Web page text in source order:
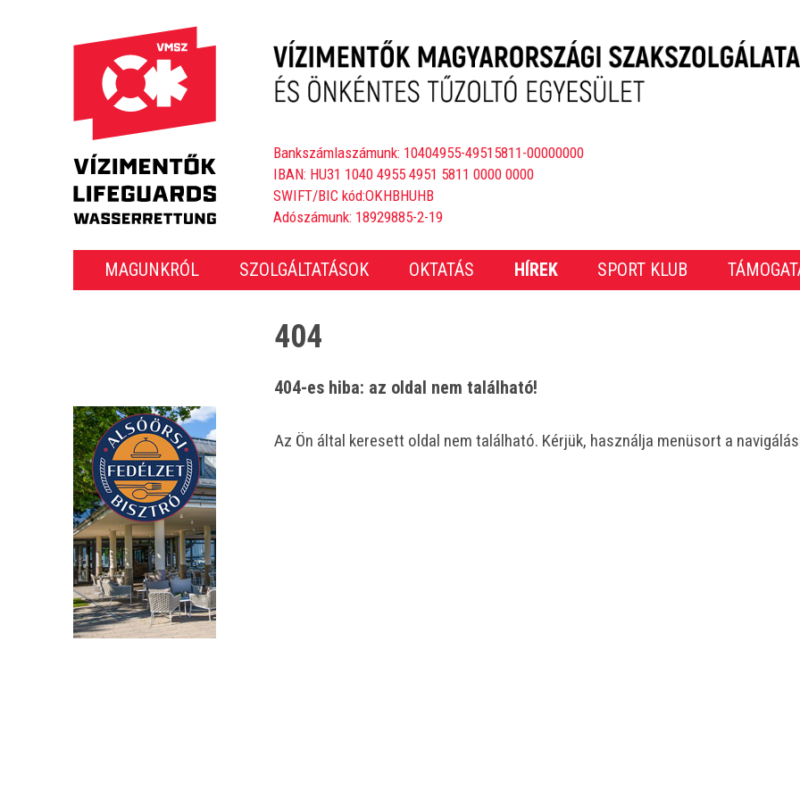
Bankszámlaszámunk: 10404955-49515811-00000000
IBAN: HU31 1040 4955 4951 5811 0000 0000
SWIFT/BIC kód:OKHBHUHB
Adószámunk: 18929885-2-19
MAGUNKRÓL SZOLGÁLTATÁSOK OKTATÁS HÍREK SPORT KLUB
404
404-es hiba: az oldal nem található!
Az Ön által keresett oldal nem található. Kérjük, használja menüsort a